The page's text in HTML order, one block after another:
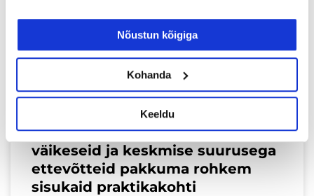
Nõustun kõigiga
Kohanda
Keeldu
EUTalent kaasab ja innustab
väikeseid ja keskmise suurusega
ettevõtteid pakkuma rohkem
sisukaid praktikakohti